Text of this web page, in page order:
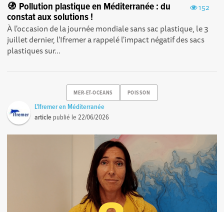
152
🚯 Pollution plastique en Méditerranée : du
constat aux solutions !
À l'occasion de la journée mondiale sans sac plastique, le 3
juillet dernier, l'Ifremer a rappelé l'impact négatif des sacs
plastiques sur...
MER-ET-OCEANS POISSON
L'Ifremer en Méditerranée
article publié le22/06/2026